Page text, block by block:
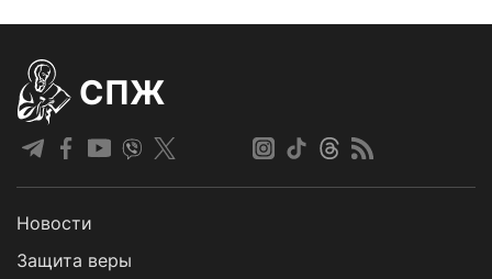
СПЖ
Новости
Защита веры